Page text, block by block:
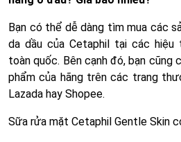
Bạn có thể dễ dàng tìm mua các
da dầu của Cetaphil tại các
toàn quốc. Bên cạnh đó, bạn cũng
phẩm của hãng trên các trang
Lazada hay Shopee.
Sữa rửa mặt Cetaphil Gentle Skin